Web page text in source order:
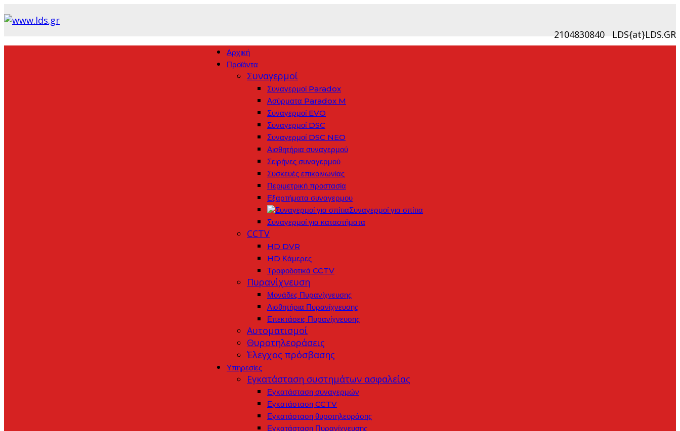
2104830840 LDS{at}LDS.GR
Αρχική
Προϊόντα
Συναγερμοί
Συναγερμοί Paradox
Ασύρματα Paradox M
Συναγερμοί EVO
Συναγερμοί DSC
Συναγερμοί DSC NEO
Αισθητήρια συναγερμού
Σειρήνες συναγερμού
Συσκευές επικοινωνίας
Περιμετρική προστασία
Εξαρτήματα συναγερμου
Συναγερμοί για σπίτια
Συναγερμοί για καταστήματα
CCTV
HD DVR
HD Κάμερες
Τροφοδοτικά CCTV
Πυρανίχνευση
Μονάδες Πυρανίχνευσης
Αισθητήρια Πυρανίχνευσης
Επεκτάσεις Πυρανίχνευσης
Αυτοματισμοί
Θυροτηλεοράσεις
Έλεγχος πρόσβασης
Υπηρεσίες
Εγκατάσταση συστημάτων ασφαλείας
Εγκατάσταση συναγερμών
Εγκατάσταση CCTV
Εγκατάσταση θυροτηλεοράσης
Εγκατάσταση Πυρανίχνευσης